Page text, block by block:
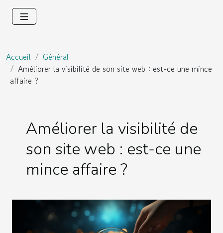
Accueil
Général
Améliorer la visibilité de son site web : est-ce une mince
affaire ?
Améliorer la visibilité de
son site web : est-ce une
mince affaire ?